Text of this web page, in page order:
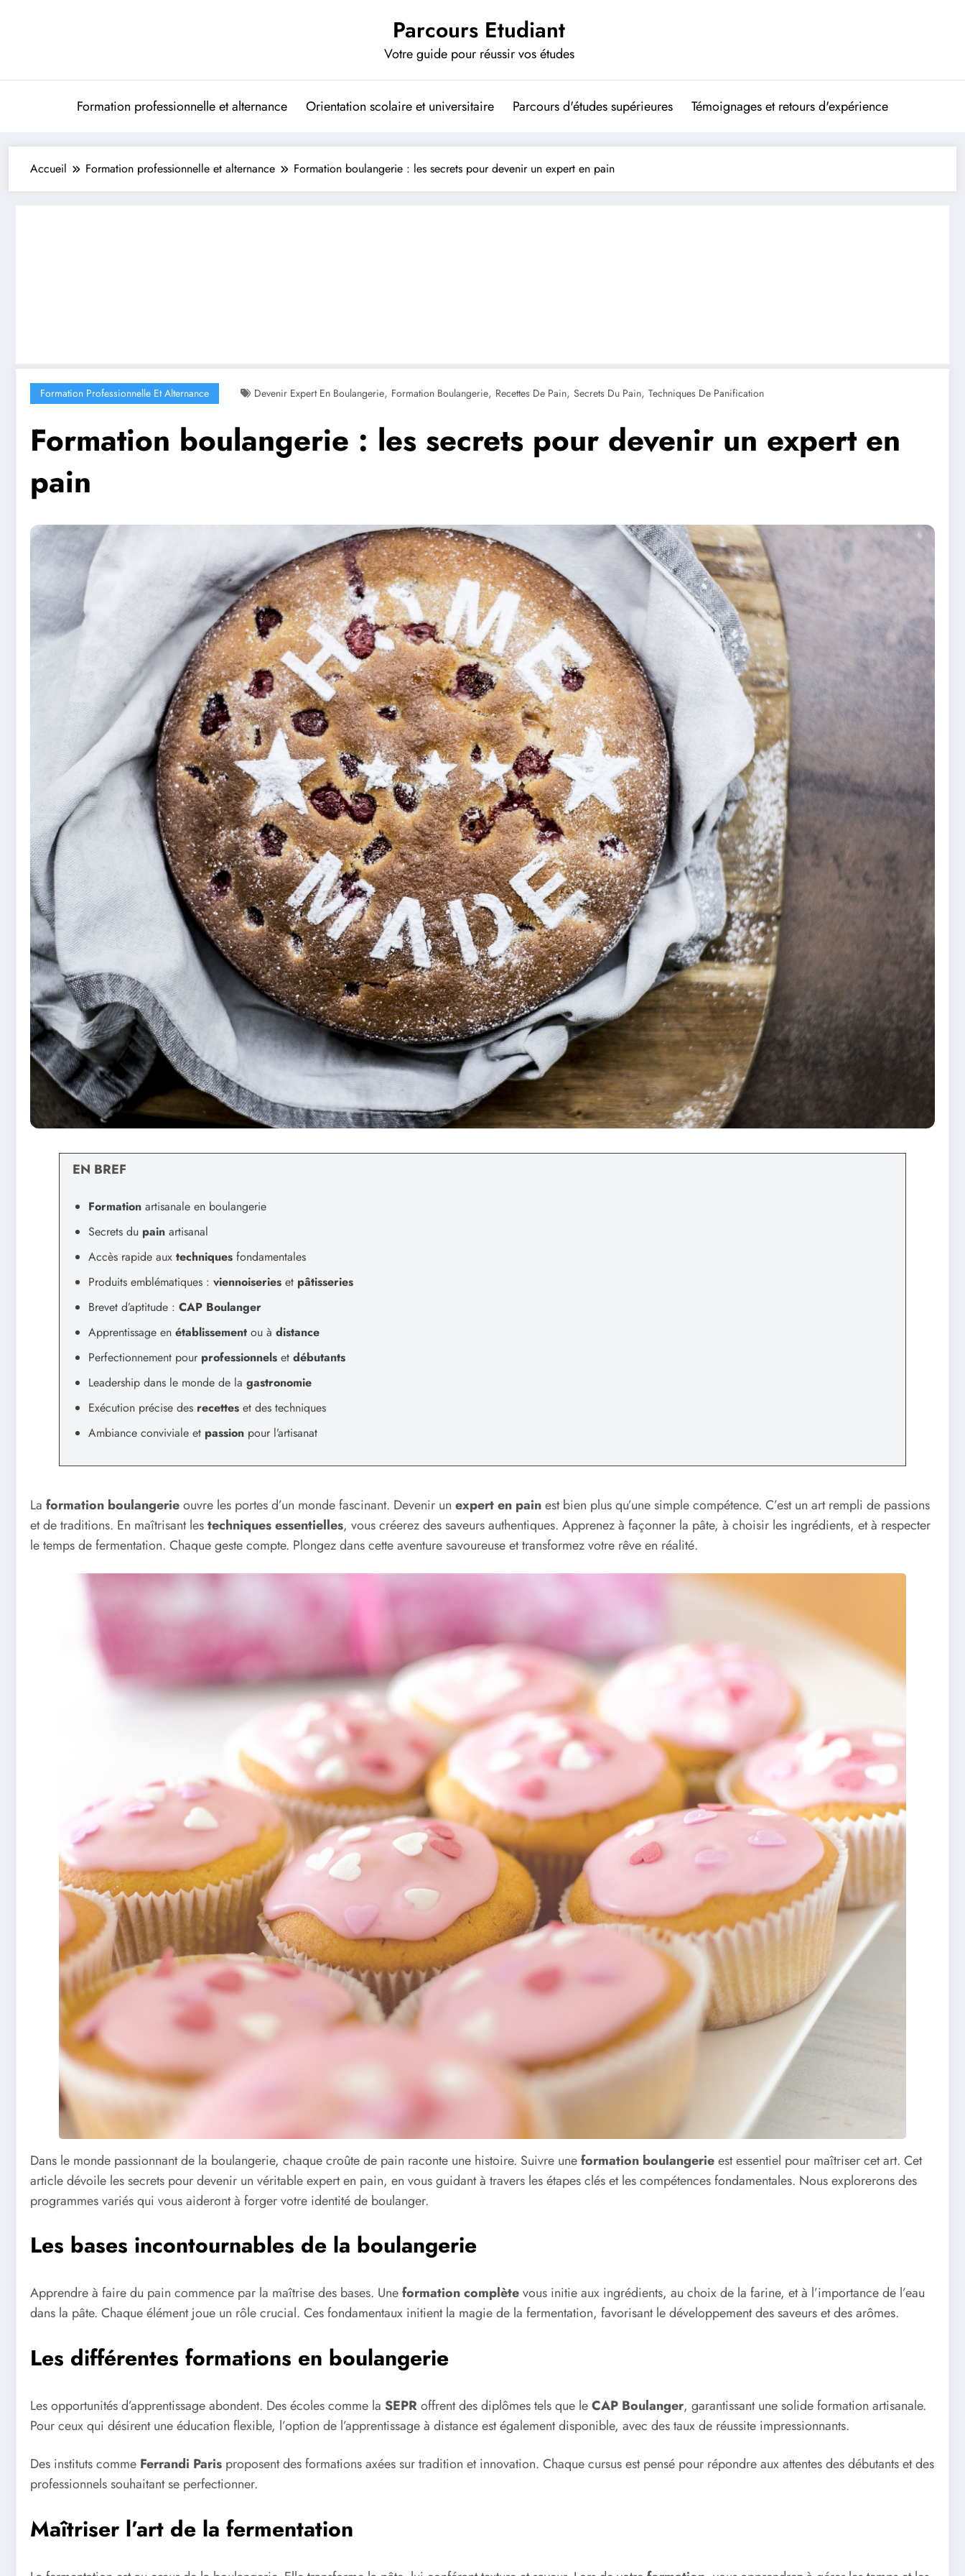
Parcours Etudiant
Votre guide pour réussir vos études
Formation professionnelle et alternance Orientation scolaire et universitaire Parcours d'études supérieures Témoignages et retours d'expérience
Accueil Formation professionnelle et alternance Formation boulangerie : les secrets pour devenir un expert en pain
Formation Professionnelle Et Alternance Devenir Expert En Boulangerie, Formation Boulangerie, Recettes De Pain, Secrets Du Pain, Techniques De Panification
Formation boulangerie : les secrets pour devenir un expert en
pain
EN BREF
Formation artisanale en boulangerie
Secrets du pain artisanal
Accès rapide aux techniques fondamentales
Produits emblématiques : viennoiseries et pâtisseries
Brevet d’aptitude : CAP Boulanger
Apprentissage en établissement ou à distance
Perfectionnement pour professionnels et débutants
Leadership dans le monde de la gastronomie
Exécution précise des recettes et des techniques
Ambiance conviviale et passion pour l’artisanat
La formation boulangerieouvre les portes d’un monde fascinant. Devenir un expert en painest bien plus qu’une simple compétence. C’est un art rempli de passions
et de traditions. En maîtrisant lestechniques essentielles, vous créerez des saveurs authentiques. Apprenez à façonner la pâte, à choisir les ingrédients, et à respecter
le temps de fermentation. Chaque geste compte. Plongez dans cette aventure savoureuse et transformez votre rêve en réalité.
Dans le monde passionnant de la boulangerie, chaque croûte de pain raconte une histoire. Suivre uneformation boulangerieest essentiel pour maîtriser cet art. Cet
article dévoile les secrets pour devenir un véritable expert en pain, en vous guidant à travers les étapes clés et les compétences fondamentales. Nous explorerons des
programmes variés qui vous aideront à forger votre identité de boulanger.
Les bases incontournables de la boulangerie
Apprendre à faire du pain commence par la maîtrise des bases. Uneformation complètevous initie aux ingrédients, au choix de la farine, et à l’importance de l’eau
dans la pâte. Chaque élément joue un rôle crucial. Ces fondamentaux initient la magie de la fermentation, favorisant le développement des saveurs et des arômes.
Les différentes formations en boulangerie
Les opportunités d’apprentissage abondent. Des écoles comme la SEPRoffrent des diplômes tels que leCAP Boulanger, garantissant une solide formation artisanale.
Pour ceux qui désirent une éducation flexible, l’option de l’apprentissage à distance est également disponible, avec des taux de réussite impressionnants.
Des instituts comme Ferrandi Paris proposent des formations axées sur tradition et innovation. Chaque cursus est pensé pour répondre aux attentes des débutants et des
professionnels souhaitant se perfectionner.
Maîtriser l’art de la fermentation